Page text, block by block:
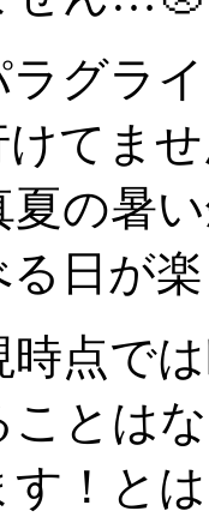
グラ
けてま
夏の暑
日が
点で
とは
す！と